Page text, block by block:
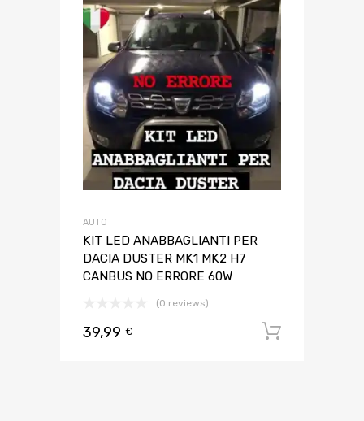
AUTO
KIT LED ANABBAGLIANTI PER
DACIA DUSTER MK1 MK2 H7
CANBUS NO ERRORE 60W
(0 reviews)
39,99 €